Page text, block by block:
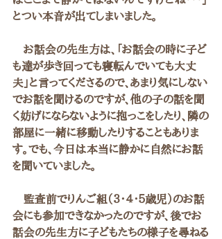
とつい本音が出てしまいました。
お話会の先生方は、「お話会の時に子ど
も達が歩き回っても寝転んでいても大丈
夫」と言ってくださるので、あまり気にしない
でお話を聞けるのですが、他の子の話を聞
く妨げにならないように抱っこをしたり、隣の
部屋に一緒に移動したりすることもありま
す。でも、今日は本当に静かに自然にお話
を聞いていました。
監査前でりんご組（３・４・５歳児）のお話
会にも参加できなかったのですが、後でお
話会の先生方に子どもたちの様子を尋ねる